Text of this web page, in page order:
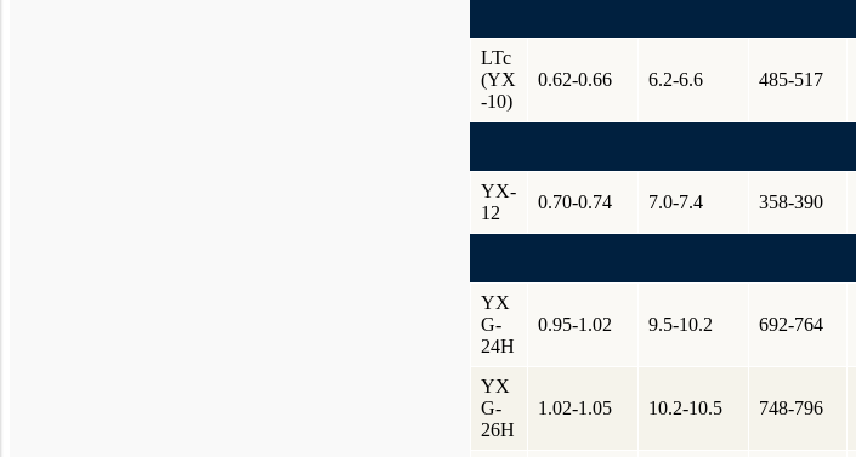
LTc
(YX
-10)
0.62-0.66 6.2-6.6 485-517
YX-
12
0.70-0.74 7.0-7.4 358-390
YX
G-
24H
0.95-1.02 9.5-10.2 692-764
YX
G-
26H
1.02-1.05 10.2-10.5 748-796